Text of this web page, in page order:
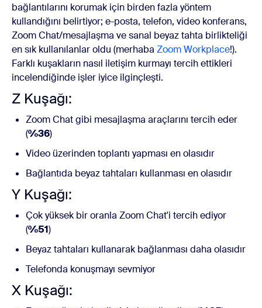
bağlantılarını korumak için birden fazla yöntem
kullandığını belirtiyor; e-posta, telefon, video konferans,
Zoom Chat/mesajlaşma ve sanal beyaz tahta birlikteliği
en sık kullanılanlar oldu (merhaba Zoom Workplace!).
Farklı kuşakların nasıl iletişim kurmayı tercih ettikleri
incelendiğinde işler iyice ilginçleşti.
Z Kuşağı:
Zoom Chat gibi mesajlaşma araçlarını tercih eder
(%36)
Video üzerinden toplantı yapması en olasıdır
Bağlantıda beyaz tahtaları kullanması en olasıdır
Y Kuşağı:
Çok yüksek bir oranla Zoom Chat'i tercih ediyor
(%51)
Beyaz tahtaları kullanarak bağlanması daha olasıdır
Telefonda konuşmayı sevmiyor
X Kuşağı: